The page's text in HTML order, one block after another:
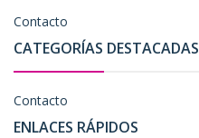
Contacto
CATEGORÍAS DESTACADAS
Contacto
ENLACES RÁPIDOS